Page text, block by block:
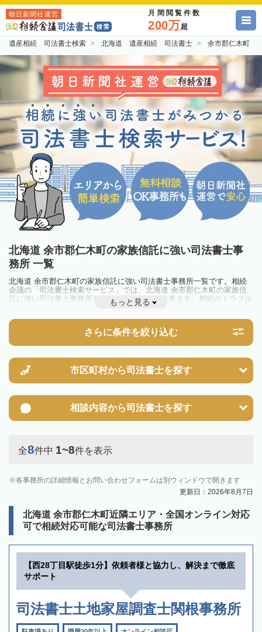
朝日新聞社運営 月間閲覧件数
200万超
遺産相続 司法書士検索 北海道 遺産相続 司法書士 余市郡仁木町
北海道 余市郡仁木町の家族信託に強い司法書士事
務所 一覧
北海道 余市郡仁木町の家族信託に強い司法書士事務所一覧です。相続
会議の「司法書士検索サービス」では、北海道 余市郡仁木町の家族信
託に強い司法書士事務所を一覧で見ることが出来ます。相続のトラブル
やお悩みを抱えている方は一度近隣の司法書士に相談してみましょう。
もっと見る
さらに条件を絞り込む
市区町村から司法書士を探す
相談内容から司法書士を探す
全8件中 1~8件を表示
各事務所の詳細情報とお問い合わせフォームは別ウィンドウで開きます
更新日：2026年8月7日
北海道 余市郡仁木町近隣エリア・全国オンライン対応
可で相続対応可能な司法書士事務所
【西28丁目駅徒歩1分】依頼者様と協力し、解決まで徹底
サポート
司法書士土地家屋調査士関根事務所